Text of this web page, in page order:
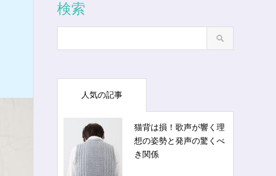
検索
人気の記事
猫背は損！歌声が響く理
想の姿勢と発声の驚くべ
き関係